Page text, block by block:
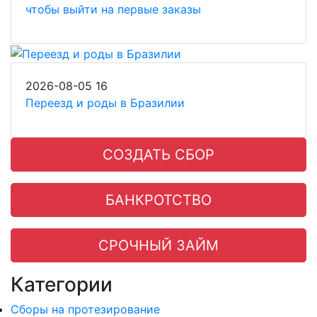
чтобы выйти на первые заказы
2026-08-05 16
Переезд и роды в Бразилии
СОЗДАТЬ СБОР
БАНКРОТСТВО
СРОЧНЫЙ ЗАЙМ
Категории
Сборы на протезирование